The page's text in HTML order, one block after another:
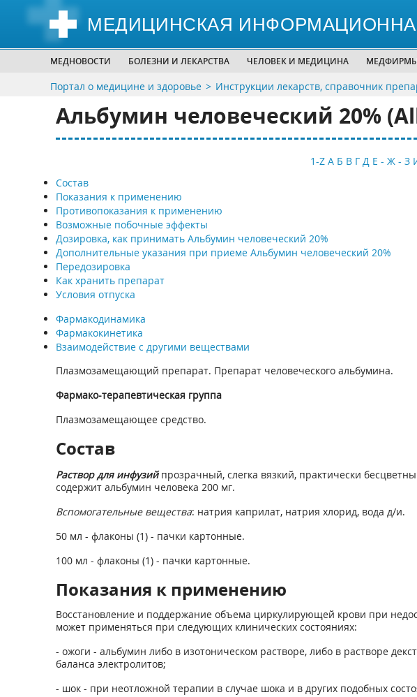
МЕДИЦИНСКАЯ
МЕДНОВОСТИ БОЛЕЗНИ И ЛЕКАРСТВА ЧЕЛОВЕК И МЕДИЦИНА
Портал о медицине и здоровье Инструкции лекарств, справочник
Альбумин человеческий 20%
1-Z А Б В Г Д Е - Ж - З
Состав
Показания к применению
Противопоказания к применению
Возможные побочные эффекты
Дозировка, как принимать Альбумин человеческий 20%
Дополнительные указания при приеме Альбумин человеческий 20%
Передозировка
Как хранить препарат
Условия отпуска
Фармакодинамика
Фармакокинетика
Взаимодействие с другими веществами
Плазмозамещающий препарат. Препарат человеческого альбумина.
Фармако-терапевтическая группа
Плазмозамещающее средство.
Состав
Раствор для инфузийпрозрачный, слегка вязкий, практически
содержит альбумин человека 200 мг.
Вспомогательные вещества: натрия каприлат, натрия хлорид, вода д/и.
50 мл - флаконы (1) - пачки картонные.
100 мл - флаконы (1) - пачки картонные.
Показания к применению
Восстановление и поддержание объема циркулирующей крови при
может применяться при следующих клинических состояниях:
- ожоги - альбумин либо в изотоническом растворе, либо в растворе
баланса электролитов;
- шок - при неотложной терапии в случае шока и в других подобных